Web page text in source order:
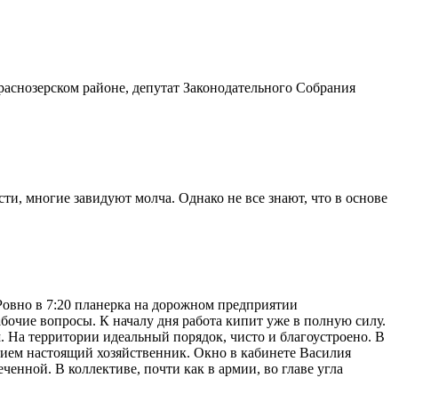
районе, депутат Законодательного Собрания
многие завидуют молча. Однако не все знают, что в основе
в 7:20 планерка на дорожном предприятии
вопросы. К началу дня работа кипит уже в полную силу.
территории идеальный порядок, чисто и благоустроено. В
настоящий хозяйственник. Окно в кабинете Василия
В коллективе, почти как в армии, во главе угла